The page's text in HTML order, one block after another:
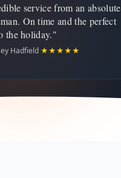
service from an absolute
On time and the perfect
the holiday."
Hadfield ★★★★★